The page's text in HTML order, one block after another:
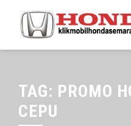
TAG: PROMO
CEPU